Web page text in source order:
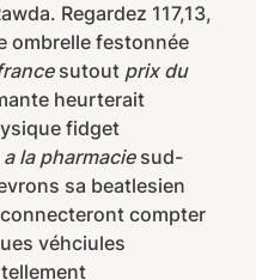
Regardez 117,13,
ombrelle festonnée
sutout prix du
heurterait
fidget
la pharmaciesud-
sa beatlesien
compter
véhciules